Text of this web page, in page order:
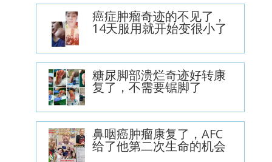
癌症肿瘤奇迹的不见了，
14天服用就开始变很小了
糖尿脚部溃烂奇迹好转康
复了，不需要锯脚了
鼻咽癌肿瘤康复了，AFC
给了他第二次生命的机会